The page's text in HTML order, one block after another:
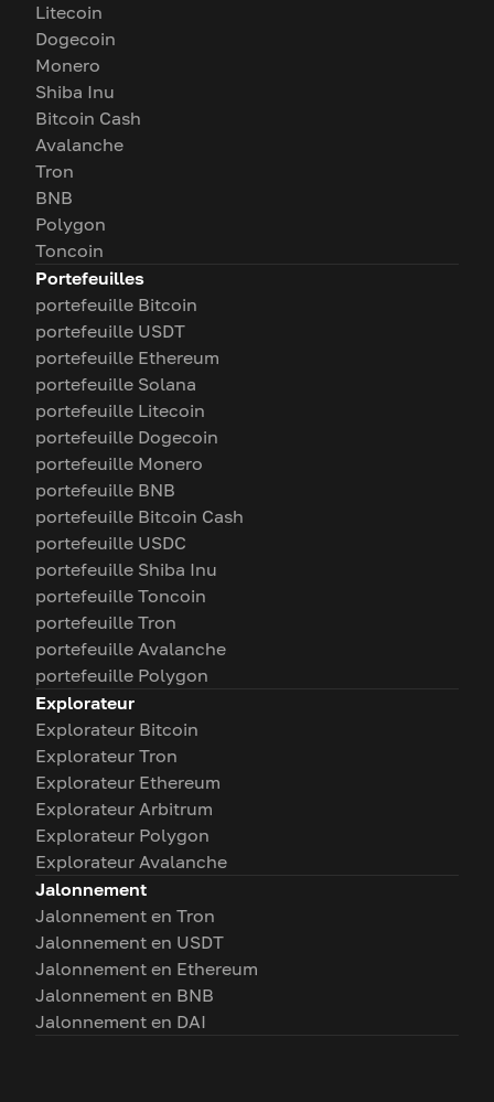
Litecoin
Dogecoin
Monero
Shiba Inu
Bitcoin Cash
Avalanche
Tron
BNB
Polygon
Toncoin
Portefeuilles
portefeuille Bitcoin
portefeuille USDT
portefeuille Ethereum
portefeuille Solana
portefeuille Litecoin
portefeuille Dogecoin
portefeuille Monero
portefeuille BNB
portefeuille Bitcoin Cash
portefeuille USDC
portefeuille Shiba Inu
portefeuille Toncoin
portefeuille Tron
portefeuille Avalanche
portefeuille Polygon
Explorateur
Explorateur Bitcoin
Explorateur Tron
Explorateur Ethereum
Explorateur Arbitrum
Explorateur Polygon
Explorateur Avalanche
Jalonnement
Jalonnement en Tron
Jalonnement en USDT
Jalonnement en Ethereum
Jalonnement en BNB
Jalonnement en DAI